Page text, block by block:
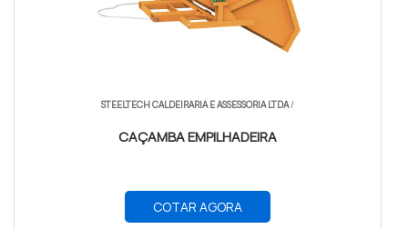
STEELTECH CALDEIRARIA E ASSESSORIA LTDA/
CAÇAMBA EMPILHADEIRA
COTAR AGORA